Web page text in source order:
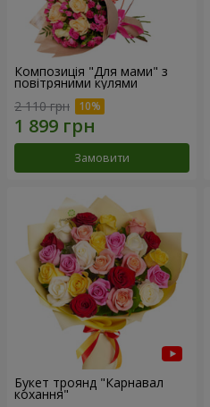
Композиція "Для мами" з
повітряними кулями
2 110 грн
Замовити
Букет троянд "Карнавал
кохання"